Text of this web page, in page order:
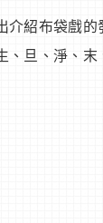
紹布袋戲
旦、淨、